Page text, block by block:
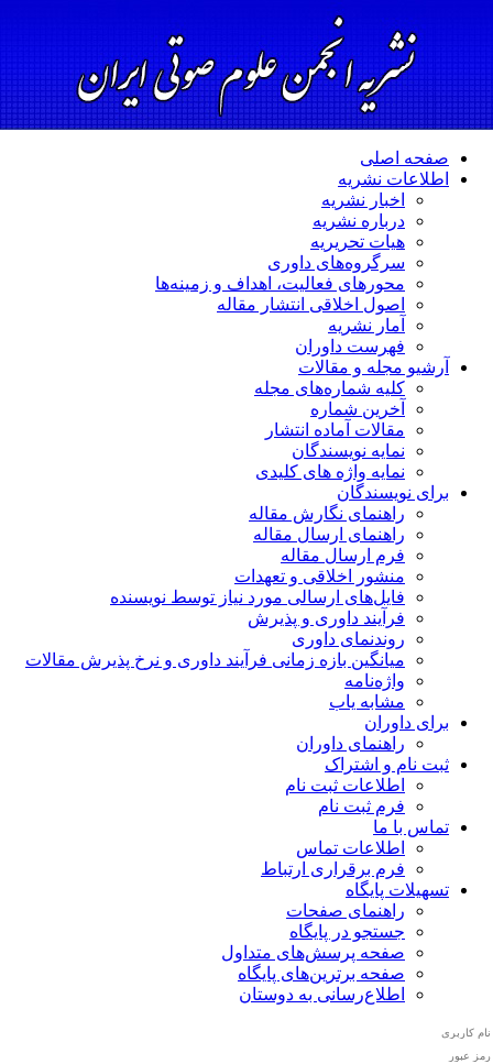
صفحه اصلی
اطلاعات نشریه
اخبار نشریه
درباره نشریه
هیات تحریریه
سرگروه‌های داوری
محورهای فعالیت، اهداف و زمینه‌ها
اصول اخلاقی انتشار مقاله
آمار نشریه
فهرست داوران
آرشیو مجله و مقالات
کلیه شماره‌های مجله
آخرین شماره
مقالات آماده انتشار
نمایه نویسندگان
نمایه واژه های کلیدی
برای نویسندگان
راهنمای نگارش مقاله
راهنمای ارسال مقاله
فرم ارسال مقاله
منشور اخلاقی و تعهدات
فایل‌های ارسالی مورد نیاز توسط نویسنده
فرآیند داوری و پذیرش
روندنمای داوری
میانگین بازه زمانی فرآیند داوری و نرخ پذیرش مقالات
واژه‌نامه
مشابه یاب
برای داوران
راهنمای داوران
ثبت نام و اشتراک
اطلاعات ثبت نام
فرم ثبت نام
تماس با ما
اطلاعات تماس
فرم برقراری ارتباط
تسهیلات پایگاه
راهنمای صفحات
جستجو در پایگاه
صفحه پرسش‌های متداول
صفحه برترین‌های پایگاه
اطلاع‌رسانی به دوستان